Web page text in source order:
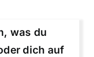
was du
dich auf